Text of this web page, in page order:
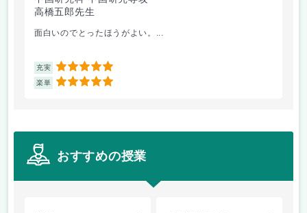
高橋五郎先生
面白いのでとったほうがよい。...
充実 5
楽単 5
おすすめの授業